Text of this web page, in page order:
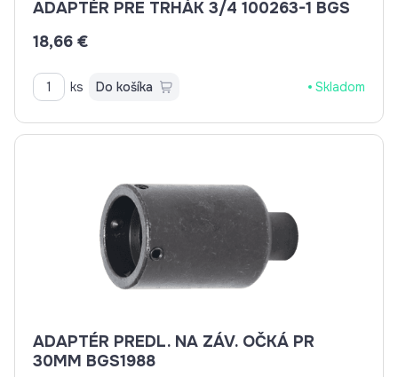
ADAPTÉR PRE TRHÁK 3/4 100263-1 BGS
18,66 €
ks Do košíka Skladom
ADAPTÉR PREDL. NA ZÁV. OČKÁ PR
30MM BGS1988